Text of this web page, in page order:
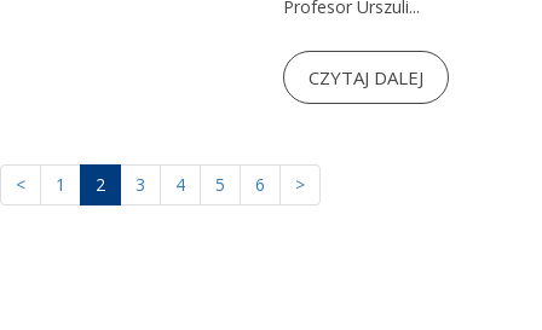
Profesor Urszuli...
CZYTAJ DALEJ
< 1 2 3 4 5 6 >